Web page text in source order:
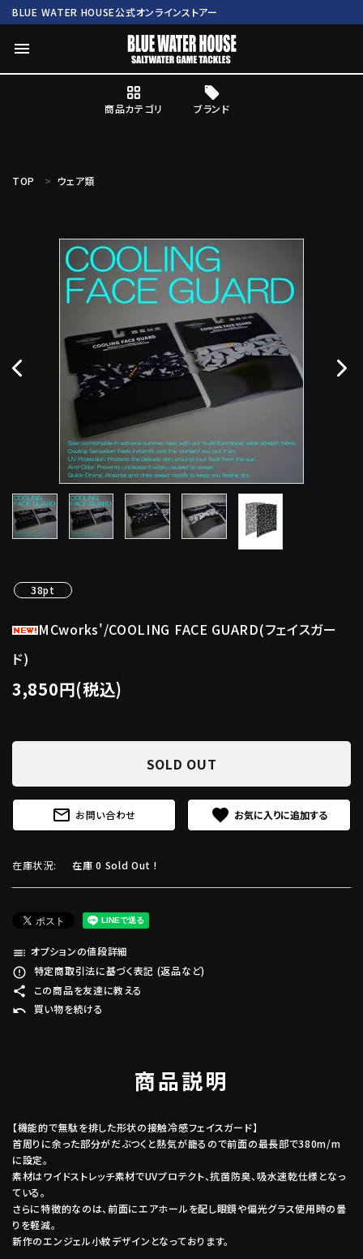
BLUE WATER HOUSE公式オンラインストアー
menu
商品カテゴリ ブランド
Mc works BWH ORIGINAL ITEM ROD
商品カテゴリ
TOP ウェア類
38pt
MCworks'/COOLING FACE GUARD(フェイスガー
ド)
3,850円(税込)
SOLD OUT
mail_outline お問い合わせ favorite
在庫状況: 在庫 0 Sold Out !
toc オプションの値段詳細
error_outline 特定商取引法に基づく表記 (返品など)
share この商品を友達に教える
undo 買い物を続ける
商品説明
【機能的で無駄を排した形状の接触冷感フェイスガード】
首周りに余った部分がだぶつくと熱気が籠るので前面の最長部で380m/m
に設定。
素材はワイドストレッチ素材でUVプロテクト、抗菌防臭、吸水速乾仕様となっ
ている。
さらに特徴的なのは、前面にエアホールを配し眼鏡や偏光グラス使用時の曇
りを軽減。
新作のエンジェル小紋デザインとなっております。